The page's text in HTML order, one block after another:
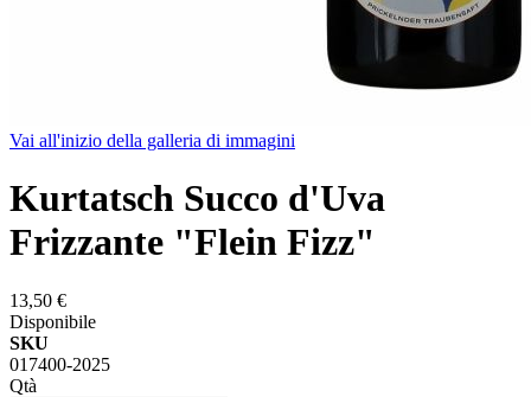
Vai all'inizio della galleria di immagini
Kurtatsch Succo d'Uva
Frizzante "Flein Fizz"
13,50 €
Disponibile
SKU
017400-2025
Qtà